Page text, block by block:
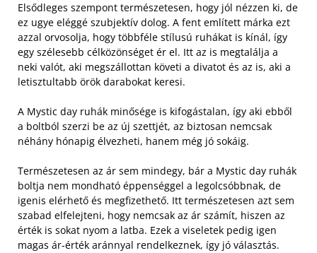
Elsődleges szempont természetesen, hogy jól nézzen ki, de
ez ugye eléggé szubjektív dolog. A fent említett márka ezt
azzal orvosolja, hogy többféle stílusú ruhákat is kínál, így
egy szélesebb célközönséget ér el. Itt az is megtalálja a
neki valót, aki megszállottan követi a divatot és az is, aki a
letisztultabb örök darabokat keresi.
A Mystic day ruhák minősége is kifogástalan, így aki ebből
a boltból szerzi be az új szettjét, az biztosan nemcsak
néhány hónapig élvezheti, hanem még jó sokáig.
Természetesen az ár sem mindegy, bár a Mystic day ruhák
boltja nem mondható éppenséggel a legolcsóbbnak, de
igenis elérhető és megfizethető. Itt természetesen azt sem
szabad elfelejteni, hogy nemcsak az ár számít, hiszen az
érték is sokat nyom a latba. Ezek a viseletek pedig igen
magas ár-érték aránnyal rendelkeznek, így jó választás.